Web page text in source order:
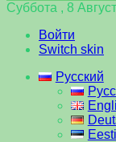
Суббота , 8
Войти
Switch skin
Русский
Eesti